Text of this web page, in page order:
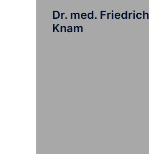
Dr. med. Friedrich
Knam